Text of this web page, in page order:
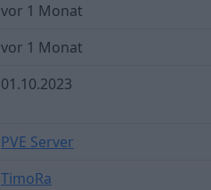
vor 1 Monat
vor 1 Monat
01.10.2023
PVE Server
TimoRa